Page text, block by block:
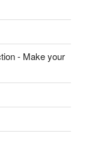
- Make your